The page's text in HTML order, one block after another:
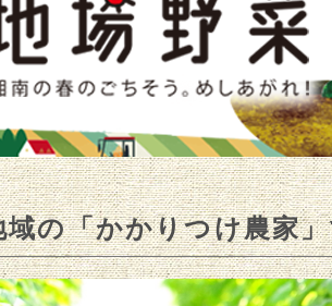
域の「かかりつけ農家